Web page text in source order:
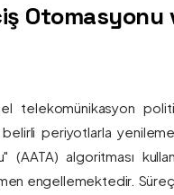
Otomasyonu
telekomünikasyon
belirli periyotlarla
algoritması
engellemektedir.